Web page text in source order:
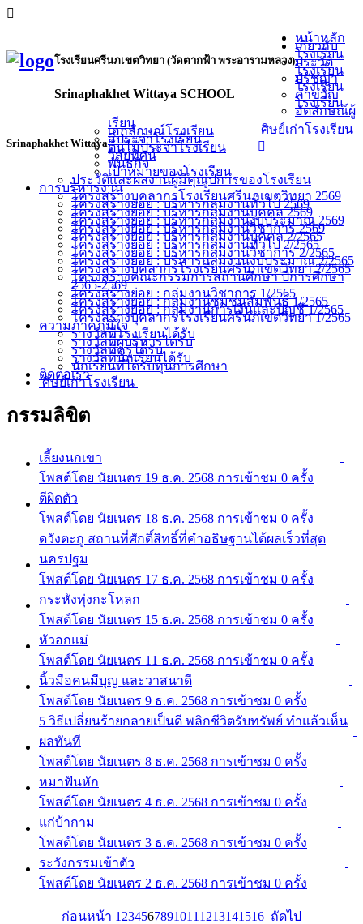
โรงเรียนศรีนภเขตวิทยา (วัดตากฟ้า พระอารามหลวง)
Srinaphakhet Wittaya SCHOOL
Srinaphakhet Wittaya
ศิษย์เก่าโรงเรียน
หน้าหลัก
เกี่ยวกับ
โรงเรียน
ประวัติ
โรงเรียน
ปรัชญา
โรงเรียน
คำขวัญ
โรงเรียน
อัตลักษณ์ผู้
เรียน
เอกลักษณ์โรงเรียน
สีประจำโรงเรียน
ต้นไม้ประจำโรงเรียน
วิสัยทัศน์
พันธกิจ
เป้าหมายของโรงเรียน
ประวัติและผลงานผู้มีคุณูปการของโรงเรียน
การบริหารงาน
โครงสร้างบุคลากรโรงเรียนศรีนภเขตวิทยา 2569
โครงสร้างย่อย : บริหารกลุ่มงานทั่วไป 2569
โครงสร้างย่อย : บริหารกลุ่มงานบุคคล 2569
โครงสร้างย่อย : บริหารกลุ่มงานงบประมาณ 2569
โครงสร้างย่อย : บริหารกลุ่มงานวิชาการ 2569
โครงสร้างย่อย : บริหารกลุ่มงานบุคคล 2/2565
โครงสร้างย่อย : บริหารกลุ่มงานทั่วไป 2/2565
โครงสร้างย่อย : บริหารกลุ่มงานวิชาการ 2/2565
โครงสร้างย่อย : บริหารกลุ่มงานงบประมาณ 2/2565
โครงสร้างบุคลากรโรงเรียนศรีนภเขตวิทยา 2/2565
โครงสร้างคณะกรรมการสถานศึกษา ปีการศึกษา
2565-2569
โครงสร้างย่อย : กลุ่มงานวิชาการ 1/2565
โครงสร้างย่อย : กลุ่มงานชุมชนสัมพันธ์ 1/2565
โครงสร้างย่อย : กลุ่มงานการเงินและบัญชี 1/2565
โครงสร้างบุคลากรโรงเรียนศรีนภเขตวิทยา 1/2565
ความภาคภูมิใจ
รางวัลที่โรงเรียนได้รับ
รางวัลที่ผู้บริหารได้รับ
รางวัลที่ครูได้รับ
รางวัลที่นักเรียนได้รับ
นักเรียนที่ได้รับทุนการศึกษา
ติดต่อเรา
ศิษย์เก่าโรงเรียน
กรรมลิขิต
เลี้ยงนกเขา
โพสต์โดย นัยเนตร 19 ธ.ค. 2568 การเข้าชม 0 ครั้ง
ตีผิดตัว
โพสต์โดย นัยเนตร 18 ธ.ค. 2568 การเข้าชม 0 ครั้ง
ดวังตะกู สถานที่ศักดิ์สิทธิ์ที่คำอธิษฐานได้ผลเร็วที่สุด
นครปฐม
โพสต์โดย นัยเนตร 17 ธ.ค. 2568 การเข้าชม 0 ครั้ง
กระหังทุ่งกะโหลก
โพสต์โดย นัยเนตร 15 ธ.ค. 2568 การเข้าชม 0 ครั้ง
หัวอกแม่
โพสต์โดย นัยเนตร 11 ธ.ค. 2568 การเข้าชม 0 ครั้ง
นิ้วมือคนมีบุญ และวาสนาดี
โพสต์โดย นัยเนตร 9 ธ.ค. 2568 การเข้าชม 0 ครั้ง
5 วิธีเปลี่ยนร้ายกลายเป็นดี พลิกชีวิตรับทรัพย์ ทำแล้วเห็น
ผลทันที
โพสต์โดย นัยเนตร 8 ธ.ค. 2568 การเข้าชม 0 ครั้ง
หมาฟันหัก
โพสต์โดย นัยเนตร 4 ธ.ค. 2568 การเข้าชม 0 ครั้ง
แก่บ้ากาม
โพสต์โดย นัยเนตร 3 ธ.ค. 2568 การเข้าชม 0 ครั้ง
ระวังกรรมเข้าตัว
โพสต์โดย นัยเนตร 2 ธ.ค. 2568 การเข้าชม 0 ครั้ง
ก่อนหน้า 1 234567891011 1213141516 ถัดไป